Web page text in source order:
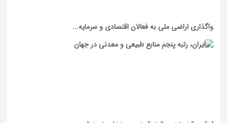
واگذاری اراضی ملی به فعالان اقتصادی و سرمایه...